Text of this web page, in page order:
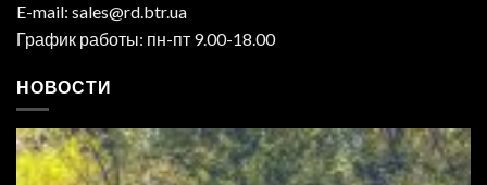
E-mail: sales@rd.btr.ua
График работы: пн-пт 9.00-18.00
НОВОСТИ